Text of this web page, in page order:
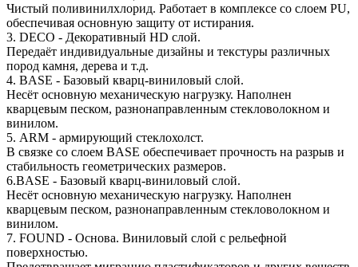
Чистый поливинилхлорид. Работает в комплексе со слоем PU,
обеспечивая основную защиту от истирания.
3. DECO - Декоративный HD слой.
Передаёт индивидуальные дизайны и текстуры различных
пород камня, дерева и т.д.
4. BASE - Базовый кварц-виниловый слой.
Несёт основную механическую нагрузку. Наполнен
кварцевым песком, разнонаправленным стекловолокном и
винилом.
5. ARM - армирующий стеклохолст.
В связке со слоем BASE обеспечивает прочность на разрыв и
стабильность геометрических размеров.
6.BASE - Базовый кварц-виниловый слой.
Несёт основную механическую нагрузку. Наполнен
кварцевым песком, разнонаправленным стекловолокном и
винилом.
7. FOUND - Основа. Виниловый слой с рельефной
поверхностью.